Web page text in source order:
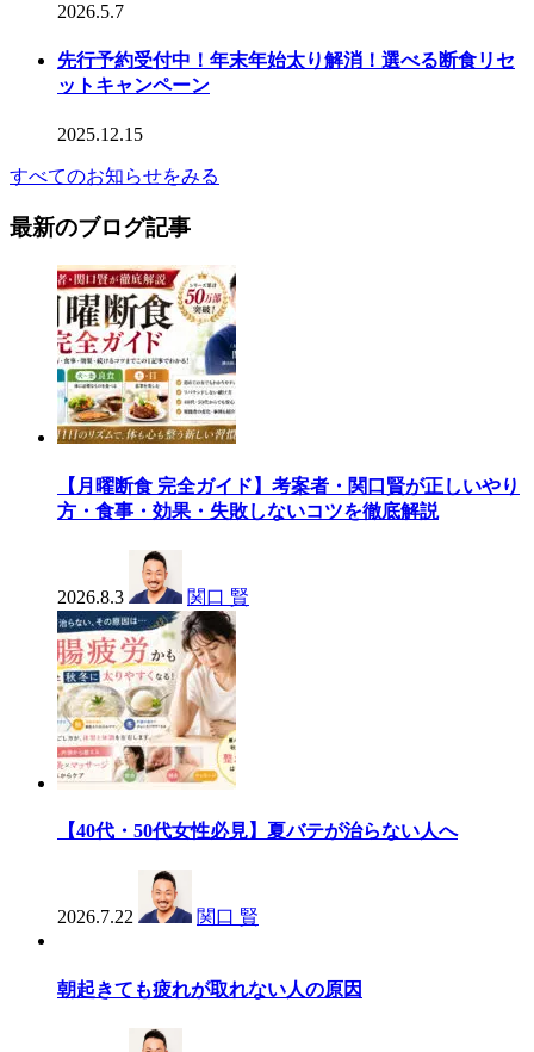
2026.5.7
先行予約受付中！年末年始太り解消！選べる断食リセ
ットキャンペーン
2025.12.15
すべてのお知らせをみる
最新のブログ記事
【月曜断食 完全ガイド】考案者・関口賢が正しいやり
方・食事・効果・失敗しないコツを徹底解説
2026.8.3 関口 賢
【40代・50代女性必見】夏バテが治らない人へ
2026.7.22 関口 賢
朝起きても疲れが取れない人の原因